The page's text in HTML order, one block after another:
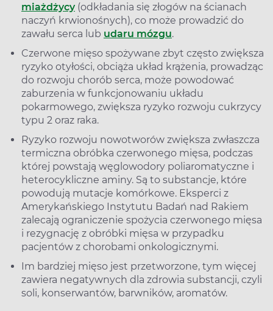
miażdżycy(odkładania się złogów na ścianach
naczyń krwionośnych), co może prowadzić do
zawału serca lub udaru mózgu.
Czerwone mięso spożywane zbyt często zwiększa
ryzyko otyłości, obciąża układ krążenia, prowadząc
do rozwoju chorób serca, może powodować
zaburzenia w funkcjonowaniu układu
pokarmowego, zwiększa ryzyko rozwoju cukrzycy
typu 2 oraz raka.
Ryzyko rozwoju nowotworów zwiększa zwłaszcza
termiczna obróbka czerwonego mięsa, podczas
której powstają węglowodory poliaromatyczne i
heterocykliczne aminy. Są to substancje, które
powodują mutacje komórkowe. Eksperci z
Amerykańskiego Instytutu Badań nad Rakiem
zalecają ograniczenie spożycia czerwonego mięsa
i rezygnację z obróbki mięsa w przypadku
pacjentów z chorobami onkologicznymi.
Im bardziej mięso jest przetworzone, tym więcej
zawiera negatywnych dla zdrowia substancji, czyli
soli, konserwantów, barwników, aromatów.